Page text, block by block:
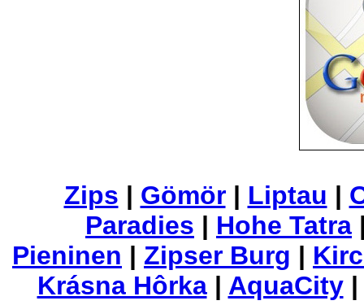
Zips | Gömör| Liptau |
Paradies | Hohe Tatra
Pieninen | Zipser Burg |
Krásna Hôrka| AquaCity